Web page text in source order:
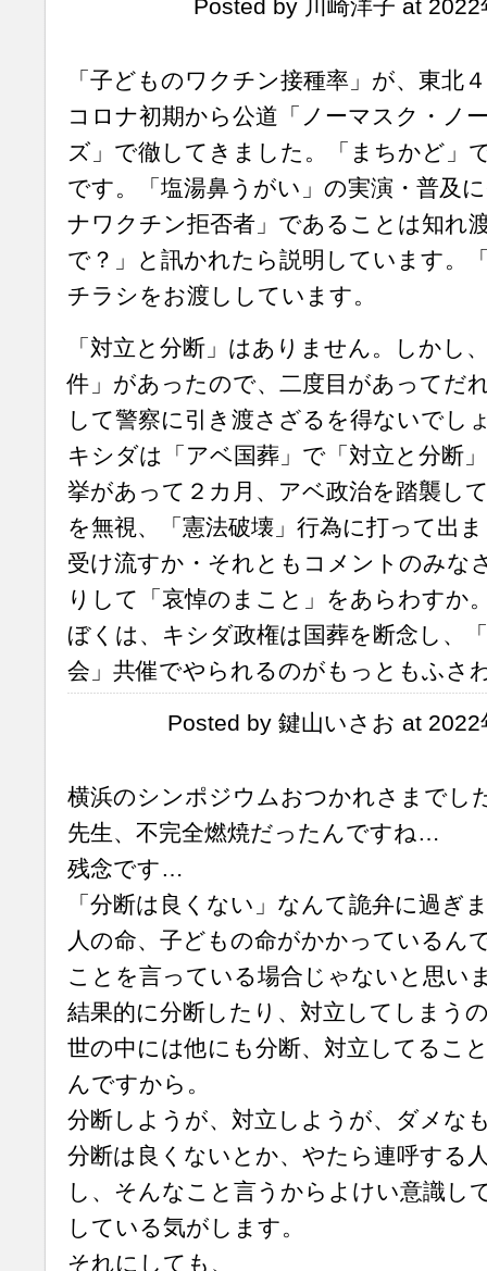
Posted by 川崎洋子 at
「子どものワクチン接種率」が、東北
コロナ初期から公道「ノーマスク・ノ
ズ」で徹してきました。「まちかど」
です。「塩湯鼻うがい」の実演・普及
ナワクチン拒否者」であることは知れ
で？」と訊かれたら説明しています。
チラシをお渡ししています。
「対立と分断」はありません。しかし
件」があったので、二度目があってだ
して警察に引き渡さざるを得ないでし
キシダは「アベ国葬」で「対立と分断
挙があって２カ月、アベ政治を踏襲し
を無視、「憲法破壊」行為に打って出
受け流すか・それともコメントのみな
りして「哀悼のまこと」をあらわすか
ぼくは、キシダ政権は国葬を断念し、
会」共催でやられるのがもっともふさ
Posted by 鍵山いさお at
横浜のシンポジウムおつかれさまでし
先生、不完全燃焼だったんですね…
残念です…
「分断は良くない」なんて詭弁に過ぎ
人の命、子どもの命がかかっているん
ことを言っている場合じゃないと思い
結果的に分断したり、対立してしまう
世の中には他にも分断、対立してるこ
んですから。
分断しようが、対立しようが、ダメな
分断は良くないとか、やたら連呼する
し、そんなこと言うからよけい意識し
している気がします。
それにしても、